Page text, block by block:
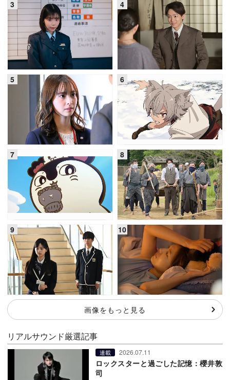
画像をもっと見る
リアルサウンド厳選記事
連載 2026.07.11
ロックスターと過ごした記憶：櫻井敦
司